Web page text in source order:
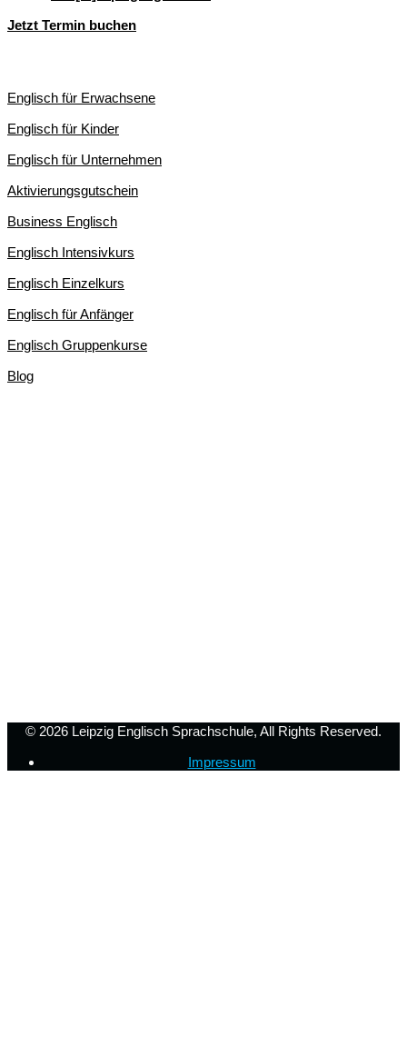
Jetzt Termin buchen
Englisch für Erwachsene
Englisch für Kinder
Englisch für Unternehmen
Aktivierungsgutschein
Business Englisch
Englisch Intensivkurs
Englisch Einzelkurs
Englisch für Anfänger
Englisch Gruppenkurse
Blog
© 2026 Leipzig Englisch Sprachschule, All Rights Reserved.
Impressum